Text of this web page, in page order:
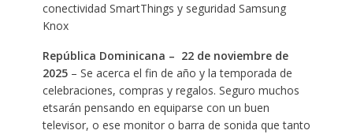
conectividad SmartThings y seguridad Samsung
Knox
República Dominicana – 22 de noviembre de
2025– Se acerca el fin de año y la temporada de
celebraciones, compras y regalos. Seguro muchos
etsarán pensando en equiparse con un buen
televisor, o ese monitor o barra de sonida que tanto